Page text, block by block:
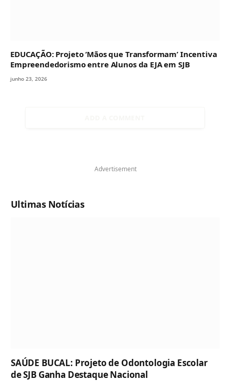
EDUCAÇÃO: Projeto ‘Mãos que Transformam’ Incentiva
Empreendedorismo entre Alunos da EJA em SJB
junho 23, 2026
Advertisement
Ultimas Notícias
SAÚDE BUCAL: Projeto de Odontologia Escolar
de SJB Ganha Destaque Nacional